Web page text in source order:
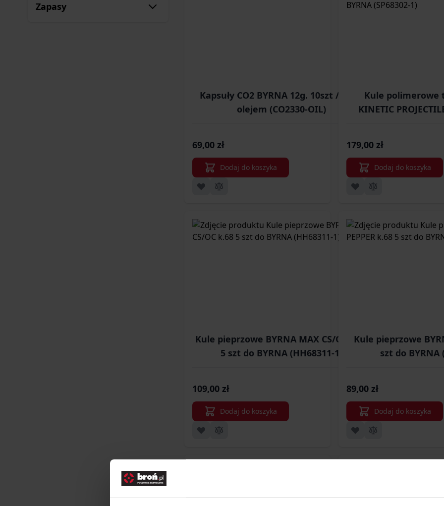
Zapasy
Kapsuły CO2 BYRNA 12g. 10szt / 9+1 z
olejem (CO2330-OIL)
69,00 zł
Dodaj do koszyka
Kule polimerowe
KINETIC
179,00 zł
Dodaj do koszyka
Kule pieprzowe BYRNA MAX CS/OC k.68
5 szt do BYRNA (HH68311-1)
109,00 zł
Dodaj do koszyka
Kule pieprzowe
szt do BYRNA
89,00 zł
Dodaj do koszyka